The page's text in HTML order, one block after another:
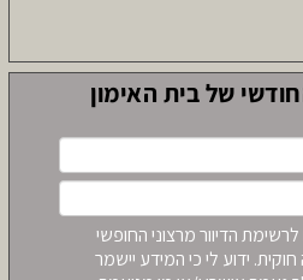
של בית האימון
הדיוור מרצוני החופשי
ידוע לי כי המידע יישמר